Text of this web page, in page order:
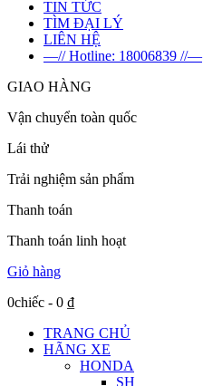
TIN TỨC
TÌM ĐẠI LÝ
LIÊN HỆ
—// Hotline: 18006839 //—
GIAO HÀNG
Vận chuyển toàn quốc
Lái thử
Trải nghiệm sản phẩm
Thanh toán
Thanh toán linh hoạt
Giỏ hàng
0chiếc - 0 ₫
TRANG CHỦ
HÃNG XE
HONDA
SH